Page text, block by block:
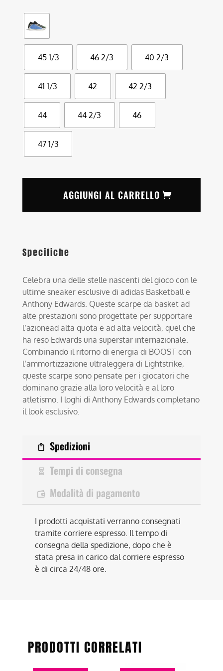
45 1/3 46 2/3 40 2/3
41 1/3 42 42 2/3
44 44 2/3 46
47 1/3
AGGIUNGI AL CARRELLO
Specifiche
Celebra una delle stelle nascenti del gioco con le
ultime sneaker esclusive di adidas Basketball e
Anthony Edwards. Queste scarpe da basket ad
alte prestazioni sono progettate per supportare
l’azionead alta quota e ad alta velocità, quel che
ha reso Edwards una superstar internazionale.
Combinando il ritorno di energia di BOOST con
l’ammortizzazione ultraleggera di Lightstrike,
queste scarpe sono pensate per i giocatori che
dominano grazie alla loro velocità e al loro
atletismo. I loghi di Anthony Edwards completano
il look esclusivo.
Spedizioni
Tempi di consegna
Modalità di pagamento
I prodotti acquistati verranno consegnati
tramite corriere espresso. Il tempo di
consegna della spedizione, dopo che è
stata presa in carico dal corriere espresso
è di circa 24/48 ore.
PRODOTTI CORRELATI